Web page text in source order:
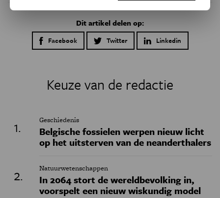
Dit artikel delen op:
Facebook Twitter Linkedin
Keuze van de redactie
Geschiedenis
Belgische fossielen werpen nieuw licht
op het uitsterven van de neanderthalers
Natuurwetenschappen
In 2064 stort de wereldbevolking in,
voorspelt een nieuw wiskundig model